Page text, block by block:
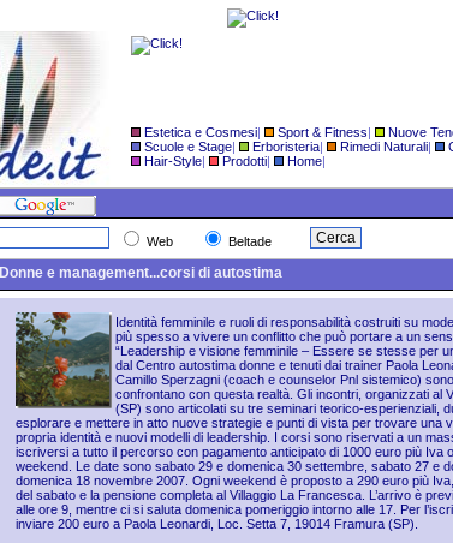
Estetica e Cosmesi| Sport & Fitness| Nuove
Scuole e Stage| Erboristeria| Rimedi Naturali|
Hair-Style| Prodotti| Home|
Web Beltade
Donne e management...corsi di autostima
Identità femminile e ruoli di responsabilità costruiti su
più spesso a vivere un conflitto che può portare a un
“Leadership e visione femminile – Essere se stesse per
dal Centro autostima donne e tenuti dai trainer Paola
Camillo Sperzagni (coach e counselor Pnl sistemico)
confrontano con questa realtà. Gli incontri, organizzati al
(SP) sono articolati su tre seminari teorico-esperienziali,
esplorare e mettere in atto nuove strategie e punti di vista per trovare una
propria identità e nuovi modelli di leadership. I corsi sono riservati a un
iscriversi a tutto il percorso con pagamento anticipato di 1000 euro più Iva
weekend. Le date sono sabato 29 e domenica 30 settembre, sabato 27 e
domenica 18 novembre 2007. Ogni weekend è proposto a 290 euro più
del sabato e la pensione completa al Villaggio La Francesca. L’arrivo è
alle ore 9, mentre ci si saluta domenica pomeriggio intorno alle 17. Per
inviare 200 euro a Paola Leonardi, Loc. Setta 7, 19014 Framura (SP).